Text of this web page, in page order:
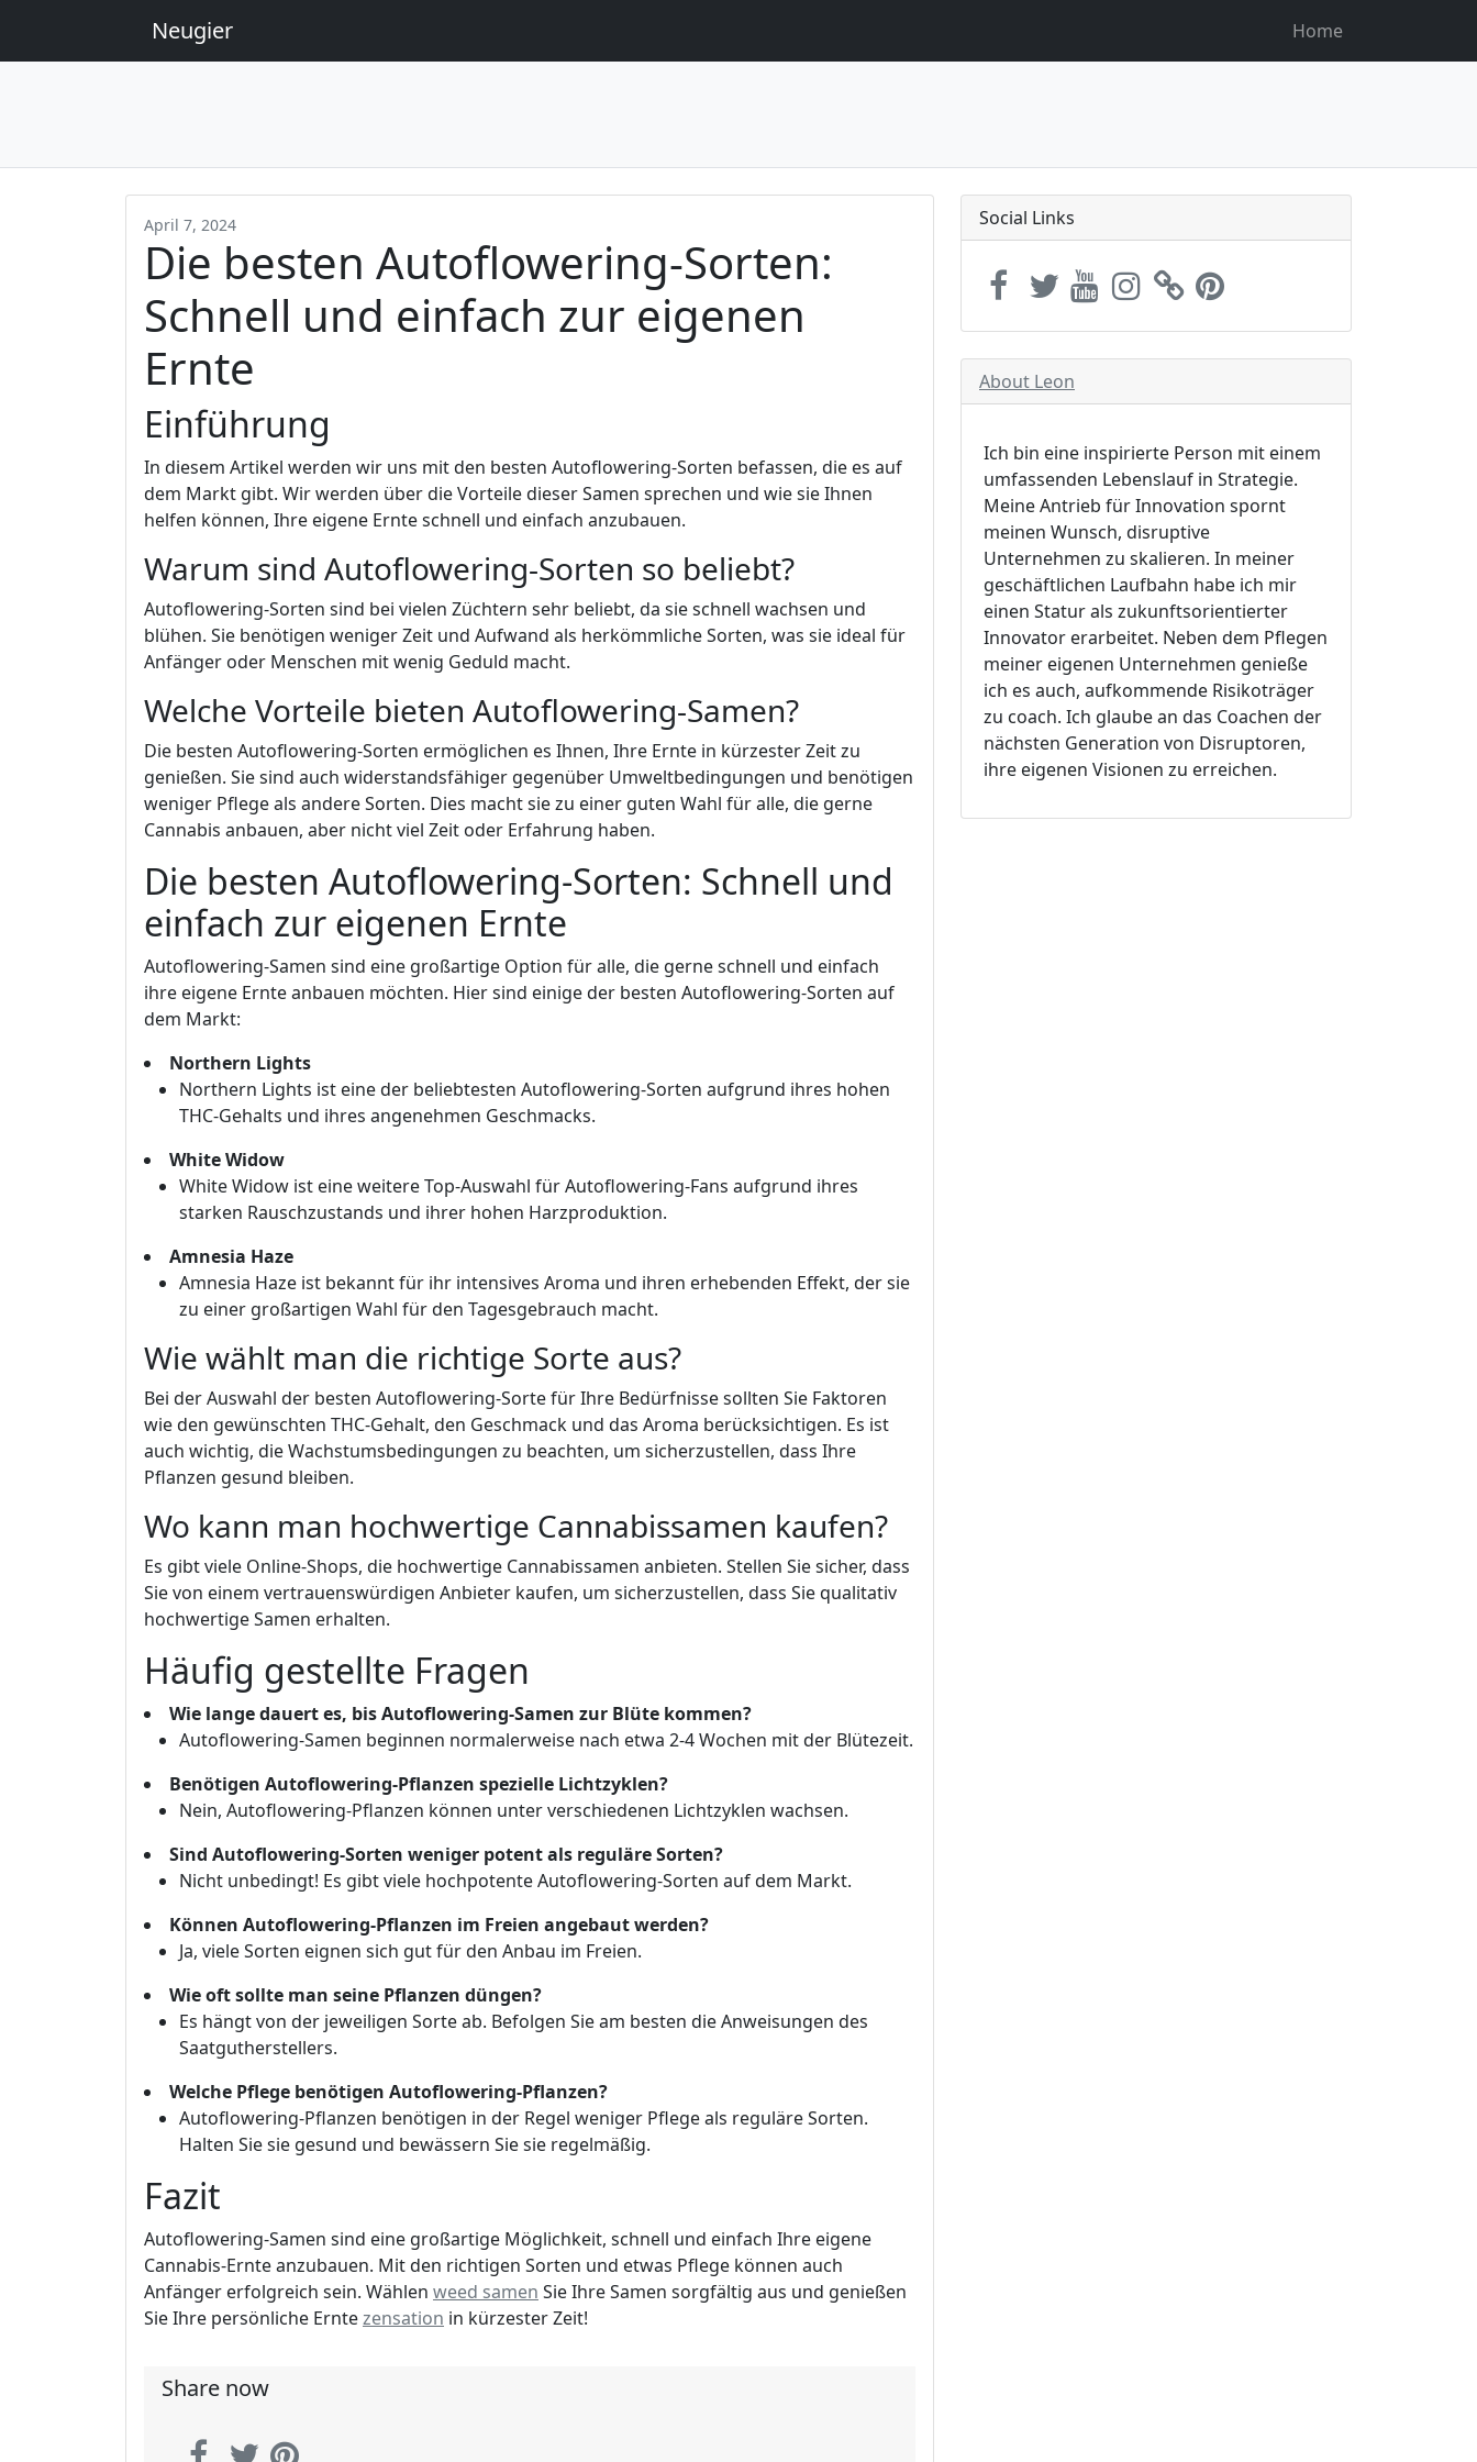
Neugier Home
April 7, 2024
Die besten Autoflowering-Sorten:
Schnell und einfach zur eigenen
Ernte
Einführung
In diesem Artikel werden wir uns mit den besten Autoflowering-Sorten befassen, die es auf
dem Markt gibt. Wir werden über die Vorteile dieser Samen sprechen und wie sie Ihnen
helfen können, Ihre eigene Ernte schnell und einfach anzubauen.
Warum sind Autoflowering-Sorten so beliebt?
Autoflowering-Sorten sind bei vielen Züchtern sehr beliebt, da sie schnell wachsen und
blühen. Sie benötigen weniger Zeit und Aufwand als herkömmliche Sorten, was sie ideal für
Anfänger oder Menschen mit wenig Geduld macht.
Welche Vorteile bieten Autoflowering-Samen?
Die besten Autoflowering-Sorten ermöglichen es Ihnen, Ihre Ernte in kürzester Zeit zu
genießen. Sie sind auch widerstandsfähiger gegenüber Umweltbedingungen und benötigen
weniger Pflege als andere Sorten. Dies macht sie zu einer guten Wahl für alle, die gerne
Cannabis anbauen, aber nicht viel Zeit oder Erfahrung haben.
Die besten Autoflowering-Sorten: Schnell und
einfach zur eigenen Ernte
Autoflowering-Samen sind eine großartige Option für alle, die gerne schnell und einfach
ihre eigene Ernte anbauen möchten. Hier sind einige der besten Autoflowering-Sorten auf
dem Markt:
Northern Lights
Northern Lights ist eine der beliebtesten Autoflowering-Sorten aufgrund ihres hohen
THC-Gehalts und ihres angenehmen Geschmacks.
White Widow
White Widow ist eine weitere Top-Auswahl für Autoflowering-Fans aufgrund ihres
starken Rauschzustands und ihrer hohen Harzproduktion.
Amnesia Haze
Amnesia Haze ist bekannt für ihr intensives Aroma und ihren erhebenden Effekt, der sie
zu einer großartigen Wahl für den Tagesgebrauch macht.
Wie wählt man die richtige Sorte aus?
Bei der Auswahl der besten Autoflowering-Sorte für Ihre Bedürfnisse sollten Sie Faktoren
wie den gewünschten THC-Gehalt, den Geschmack und das Aroma berücksichtigen. Es ist
auch wichtig, die Wachstumsbedingungen zu beachten, um sicherzustellen, dass Ihre
Pflanzen gesund bleiben.
Wo kann man hochwertige Cannabissamen kaufen?
Es gibt viele Online-Shops, die hochwertige Cannabissamen anbieten. Stellen Sie sicher, dass
Sie von einem vertrauenswürdigen Anbieter kaufen, um sicherzustellen, dass Sie qualitativ
hochwertige Samen erhalten.
Häufig gestellte Fragen
Wie lange dauert es, bis Autoflowering-Samen zur Blüte kommen?
Autoflowering-Samen beginnen normalerweise nach etwa 2-4 Wochen mit der Blütezeit.
Benötigen Autoflowering-Pflanzen spezielle Lichtzyklen?
Nein, Autoflowering-Pflanzen können unter verschiedenen Lichtzyklen wachsen.
Sind Autoflowering-Sorten weniger potent als reguläre Sorten?
Nicht unbedingt! Es gibt viele hochpotente Autoflowering-Sorten auf dem Markt.
Können Autoflowering-Pflanzen im Freien angebaut werden?
Ja, viele Sorten eignen sich gut für den Anbau im Freien.
Wie oft sollte man seine Pflanzen düngen?
Es hängt von der jeweiligen Sorte ab. Befolgen Sie am besten die Anweisungen des
Saatgutherstellers.
Welche Pflege benötigen Autoflowering-Pflanzen?
Autoflowering-Pflanzen benötigen in der Regel weniger Pflege als reguläre Sorten.
Halten Sie sie gesund und bewässern Sie sie regelmäßig.
Fazit
Autoflowering-Samen sind eine großartige Möglichkeit, schnell und einfach Ihre eigene
Cannabis-Ernte anzubauen. Mit den richtigen Sorten und etwas Pflege können auch
Anfänger erfolgreich sein. Wählen weed samen Sie Ihre Samen sorgfältig aus und genießen
Sie Ihre persönliche Erntezensation in kürzester Zeit!
Share now
Social Links
About Leon
Ich bin eine inspirierte Person mit einem
umfassenden Lebenslauf in Strategie.
Meine Antrieb für Innovation spornt
meinen Wunsch, disruptive
Unternehmen zu skalieren. In meiner
geschäftlichen Laufbahn habe ich mir
einen Statur als zukunftsorientierter
Innovator erarbeitet. Neben dem Pflegen
meiner eigenen Unternehmen genieße
ich es auch, aufkommende Risikoträger
zu coach. Ich glaube an das Coachen der
nächsten Generation von Disruptoren,
ihre eigenen Visionen zu erreichen.